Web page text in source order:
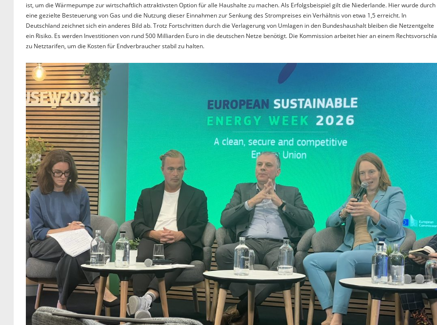
ist, um die Wärmepumpe zur wirtschaftlich attraktivsten Option für alle Haushalte zu machen. Als Erfolgsbeispiel gilt die Niederlande. Hier wurde durch
eine gezielte Besteuerung von Gas und die Nutzung dieser Einnahmen zur Senkung des Strompreises ein Verhältnis von etwa 1,5 erreicht. In
Deutschland zeichnet sich ein anderes Bild ab. Trotz Fortschritten durch die Verlagerung von Umlagen in den Bundeshaushalt bleiben die Netzentgelte
ein Risiko. Es werden Investitionen von rund 500 Milliarden Euro in die deutschen Netze benötigt. Die Kommission arbeitet hier an einem
zu Netztarifen, um die Kosten für Endverbraucher stabil zu halten.